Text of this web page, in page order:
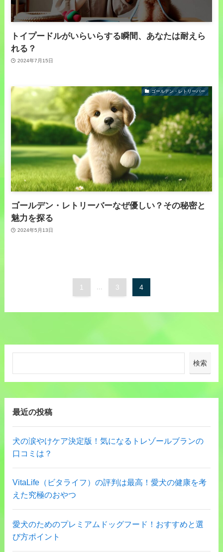
トイプードルがいらいらする瞬間、あなたは耐えら
れる？
2024年7月15日
ゴールデン・レトリーバー
ゴールデン・レトリーバーなぜ優しい？その秘密と
魅力を探る
2024年5月13日
1 3 4
検索
最近の投稿
犬の涙やけケア決定版！気になるトレゾールブランの
口コミは？
VitaLife（ビタライフ）の評判は最高！愛犬の健康を考
えた究極のおやつ
愛犬のためのプレミアムドッグフード！おすすめと選
び方ポイント